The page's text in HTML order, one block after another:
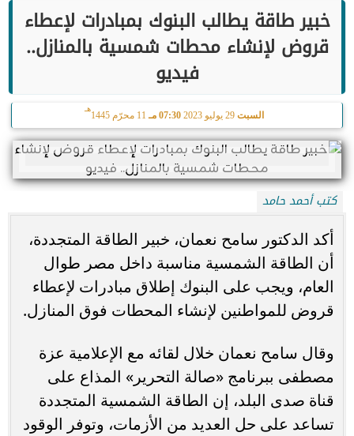
خبير طاقة يطالب البنوك بمبادرات لإعطاء
قروض لإنشاء محطات شمسية بالمنازل..
فيديو
السبت 29 يوليو 2023 07:30 مـ 11 محرّم 1445
هـ
كتب أحمد حامد
أكد الدكتور سامح نعمان، خبير الطاقة المتجددة،
أن الطاقة الشمسية مناسبة داخل مصر طوال
العام، ويجب على البنوك إطلاق مبادرات لإعطاء
قروض للمواطنين لإنشاء المحطات فوق المنازل.
وقال سامح نعمان خلال لقائه مع الإعلامية عزة
مصطفى ببرنامج «صالة التحرير» المذاع على
قناة صدى البلد، إن الطاقة الشمسية المتجددة
تساعد على حل العديد من الأزمات، وتوفر الوقود